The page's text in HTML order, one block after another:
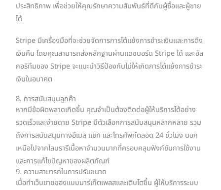
ประสิทธิภาพ เพื่อช่วยให้คุณรักษาความสัมพันธ์ที่ดีกับผู้ซื้อและผู้ขาย
ได้
Stripe มีเครื่องมือที่จะช่วยจัดการการโต้แย้งการชำระเงินและการดึง
เงินคืน โดยคุณสามารถส่งหลักฐานผ่านแดชบอร์ด Stripe ได้ และอัล
กอริทึมของ Stripe จะแนะนำวิธีป้องกันไม่ให้เกิดการโต้แย้งการชำระ
เงินในอนาคต
8. การสนับสนุนลูกค้า
หากมีข้อผิดพลาดเกิดขึ้น คุณจำเป็นต้องติดต่อผู้ให้บริการได้อย่าง
รวดเร็วและง่ายดาย Stripe มีตัวเลือกการสนับสนุนหลากหลาย รวม
ถึงการสนับสนุนทางอีเมล แชท และโทรศัพท์ตลอด 24 ชั่วโมง นอก
เหนือไปจากไลบรารีเนื้อหาจำนวนมากที่ครอบคลุมฟังก์ชันการใช้งาน
และการแก้ไขปัญหาของผลิตภัณฑ์
9. ความสามารถในการปรับขนาด
เมื่อทำเว็บขายของแบบมาร์เก็ตเพลสและเติบโตขึ้น ผู้ให้บริการระบบ